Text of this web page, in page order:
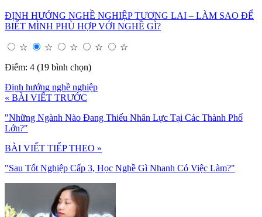
ĐỊNH HƯỚNG NGHỀ NGHIỆP TƯƠNG LAI – LÀM SAO ĐỂ
BIẾT MÌNH PHÙ HỢP VỚI NGHỀ GÌ?
☆ ☆ ☆ ☆
☆
Điểm: 4 (19 bình chọn)
Định hướng nghề nghiệp
« BÀI VIẾT TRƯỚC
"Những Ngành Nào Đang Thiếu Nhân Lực Tại Các Thành Phố
Lớn?"
BÀI VIẾT TIẾP THEO »
"Sau Tốt Nghiệp Cấp 3, Học Nghề Gì Nhanh Có Việc Làm?"